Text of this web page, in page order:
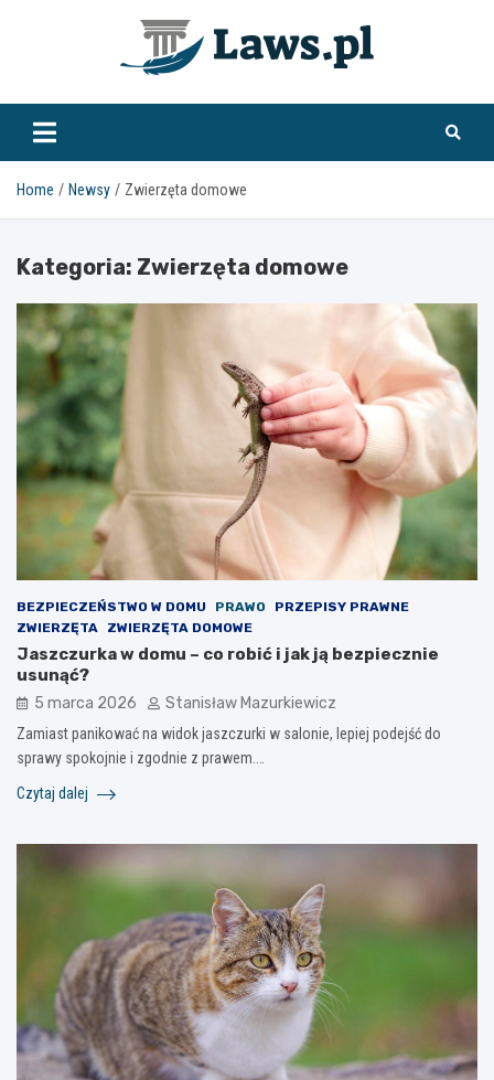
www.laws.pl
Home Newsy Zwierzęta domowe
Kategoria: Zwierzęta domowe
BEZPIECZEŃSTWO W DOMU PRAWO
PRZEPISY PRAWNE
ZWIERZĘTA
ZWIERZĘTA DOMOWE
Jaszczurka w domu – co robić i jak ją bezpiecznie
usunąć?
5 marca 2026 Stanisław Mazurkiewicz
Zamiast panikować na widok jaszczurki w salonie, lepiej podejść do
sprawy spokojnie i zgodnie z prawem.…
Czytaj dalej